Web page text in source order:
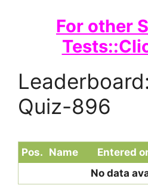
For other
Quiz-896
Pos. Name Entered
No data